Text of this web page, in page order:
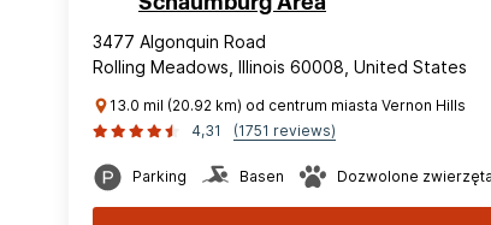
3477 Algonquin Road
Rolling Meadows, Illinois 60008, United States
13.0 mil (20.92 km) od centrum miasta Vernon Hills
4,31
(1751 reviews)
Parking Basen Dozwolone zwierzęta